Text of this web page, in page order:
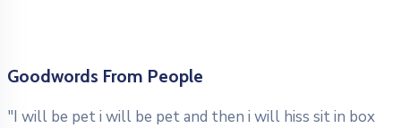
Goodwords From People
"I will be pet i will be pet and then i will hiss sit in box